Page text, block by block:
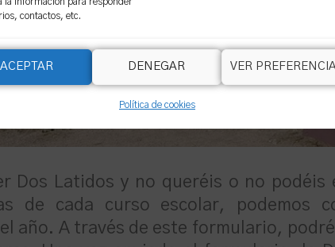
contactos, etc.
ACEPTAR DENEGAR VER
Política de cookies
Dos Latidos y no queréis o no
de cada curso escolar, podemos
año. A través de este formulario,